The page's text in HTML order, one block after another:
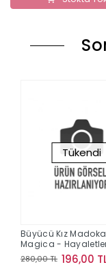
Tükendi
Büyücü Kız Madoka
Magica -
Ayaklanışı Cilt 3
280,00 TL 196,00